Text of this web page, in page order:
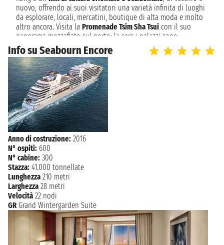
venerdì 12 gennaio 2029
07:00 - 20:00
NAVIGAZIONE
sabato 13 gennaio 2029
09:00 - 17:00
KO KUT
domenica 14 gennaio 2029
07:00 - 19:00
lunedì 15 gennaio 2029
martedì 16 gennaio 2029
mercoledì 17 gennaio 2029
07:00
nuovo, offrendo ai suoi visitatori una varietà infinita di luoghi
da esplorare, locali, mercatini, boutique di alta moda e molto
altro ancora. Visita la Promenade Tsim Sha Tsui con il suo
panorama mozzafiato sul porto: la sera i palazzi sono
illuminati e offrono un vero e proprio spettacolo. Se ti
allontani dai grattacieli caratteristici della città e sei in cerca
di luoghi più tranquilli, puoi spostarti a
affollata d’estate, per fare una passeggiata rilassante e per
disintossicarvi dal traffico e dalla frenesia tipica delle grandi
metropoli. Molte dellecrociere in Oriente
Hong Kong e ti portano in Vietnam, Cambogia,
Singapore, per scoprire alcuni tra i luoghi più esotici al
mondo. Puoi visitare il lontano oriente a bordo delle navi
Royal Caribbean, Norwegian Cruise Line, Silversea e molte altre.
Hong Kong (cinese: 香港, Xiānggǎngpinyin; letteralmente
"Porto profumato") è una delle due regioni amministrative
speciali della Repubblica popolare cinese insieme a Macao. Si
trova sulla costa meridionale della Cina tra il delta del Fiume
delle Perle e il Mar Cinese Meridionale. La città è famosa per la
sua preponderante skyline e il profondo porto naturale. Con
una superficie di 1.104 km2 e una popolazione di sette milioni
di persone, Hong Kong è una delle aree più densamente
popolate del mondo. Il 95% della popolazione di Hong Kong è
di etnia cinese, mentre il restante 5% appartiene agli altri
Info su Seabourn Encore
Anno di costruzione: 2016
N° ospiti: 600
N° cabine: 300
Stazza: 41.000 tonnellate
Lunghezza 210 metri
Larghezza 28 metri
Velocità 22 nodi
GR Grand Wintergarden Suite